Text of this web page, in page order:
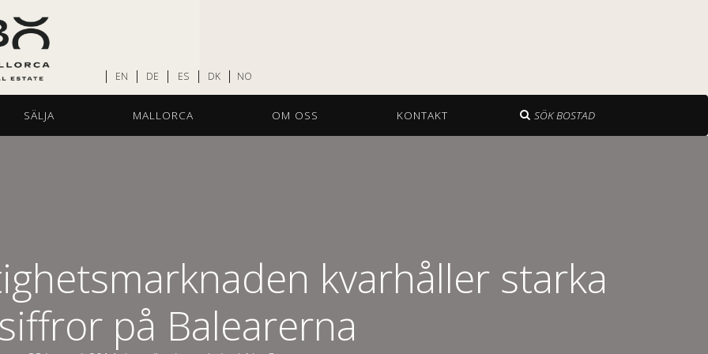
EN DE ES DK NO
SÄLJA MALLORCA OM OSS KONTAKT SÖK BOSTAD
kvarhåller starka
siffror på Balearerna